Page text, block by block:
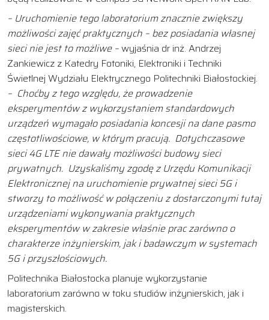
– Uruchomienie tego laboratorium znacznie zwiększy
możliwości zajęć praktycznych – bez posiadania własnej
sieci nie jest to możliwe –wyjaśnia dr inż. Andrzej
Zankiewicz z Katedry Fotoniki, Elektroniki i Techniki
Świetlnej Wydziału Elektrycznego Politechniki Białostockiej.
– Choćby z tego względu, że prowadzenie
eksperymentów z wykorzystaniem standardowych
urządzeń wymagało posiadania koncesji na dane pasmo
częstotliwościowe, w którym pracują. Dotychczasowe
sieci 4G LTE nie dawały możliwości budowy sieci
prywatnych. Uzyskaliśmy zgodę z Urzędu Komunikacji
Elektronicznej na uruchomienie prywatnej sieci 5G i
stworzy to możliwość w połączeniu z dostarczonymi tutaj
urządzeniami wykonywania praktycznych
eksperymentów w zakresie właśnie prac zarówno o
charakterze inżynierskim, jak i badawczym w systemach
5G i przyszłościowych.
Politechnika Białostocka planuje wykorzystanie
laboratorium zarówno w toku studiów inżynierskich, jak i
magisterskich.